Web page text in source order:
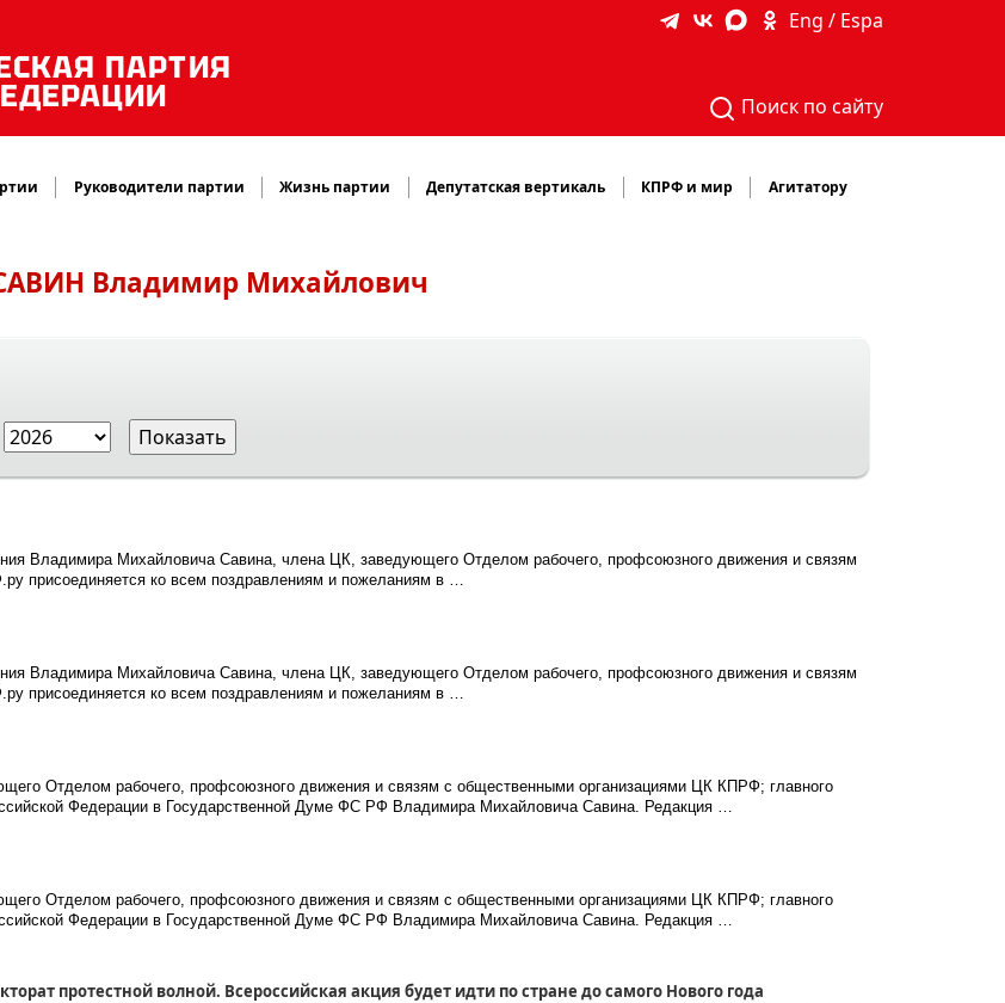
ПАРТИЯ
Eng / Espa
Поиск по сайту
Руководители партии Жизнь партии Депутатская вертикаль КПРФ и мир Агитатору
Владимир Михайлович
Владимира Михайловича Савина, члена ЦК, заведующего Отделом рабочего, профсоюзного движения и связям
присоединяется ко всем поздравлениям и пожеланиям в …
Владимира Михайловича Савина, члена ЦК, заведующего Отделом рабочего, профсоюзного движения и связям
присоединяется ко всем поздравлениям и пожеланиям в …
Отделом рабочего, профсоюзного движения и связям с общественными организациями ЦК КПРФ; главного
Федерации в Государственной Думе ФС РФ Владимира Михайловича Савина. Редакция …
Отделом рабочего, профсоюзного движения и связям с общественными организациями ЦК КПРФ; главного
Федерации в Государственной Думе ФС РФ Владимира Михайловича Савина. Редакция …
протестной волной. Всероссийская акция будет идти по стране до самого Нового года